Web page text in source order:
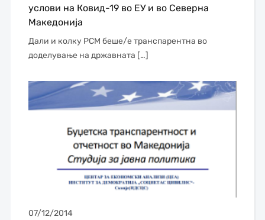
услови на Ковид-19 во ЕУ и во Северна
Македонија
Дали и колку РСМ беше/е транспарентна во
доделување на државната […]
07/12/2014